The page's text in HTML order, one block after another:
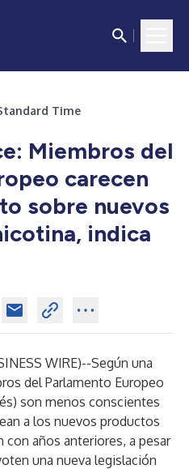
Time
Miembros del
carecen
sobre nuevos
indica
WIRE)--Según una
del Parlamento Europeo
son menos conscientes
a los nuevos productos
años anteriores, a pesar
una nueva legislación